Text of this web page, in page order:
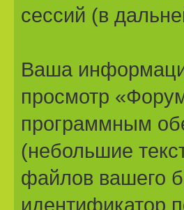
сессий (в
Ваша
просмотр
программным
(небольшие
файлов вашего
идентификатор